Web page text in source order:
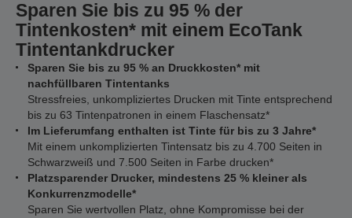
Sparen Sie bis zu 95 % der
Tintenkosten* mit einem EcoTank
Tintentankdrucker
Sparen Sie bis zu 95 % an Druckkosten* mit
nachfüllbaren Tintentanks
Stressfreies, unkompliziertes Drucken mit Tinte entsprechend
bis zu 63 Tintenpatronen in einem Flaschensatz*
Im Lieferumfang enthalten ist Tinte für bis zu 3 Jahre*
Mit einem unkomplizierten Tintensatz bis zu 4.700 Seiten in
Schwarzweiß und 7.500 Seiten in Farbe drucken*
Platzsparender Drucker, mindestens 25 % kleiner als
Konkurrenzmodelle*
Sparen Sie wertvollen Platz, ohne Kompromisse bei der